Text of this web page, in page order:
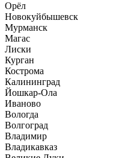
Орёл
Новокуйбышевск
Мурманск
Магас
Лиски
Курган
Кострома
Калининград
Йошкар-Ола
Иваново
Вологда
Волгоград
Владимир
Владикавказ